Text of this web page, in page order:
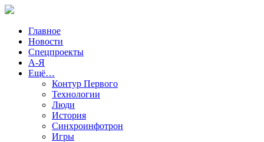
Главное
Новости
Спецпроекты
А-Я
Ещё…
Контур Первого
Технологии
Люди
История
Синхроинфотрон
Игры